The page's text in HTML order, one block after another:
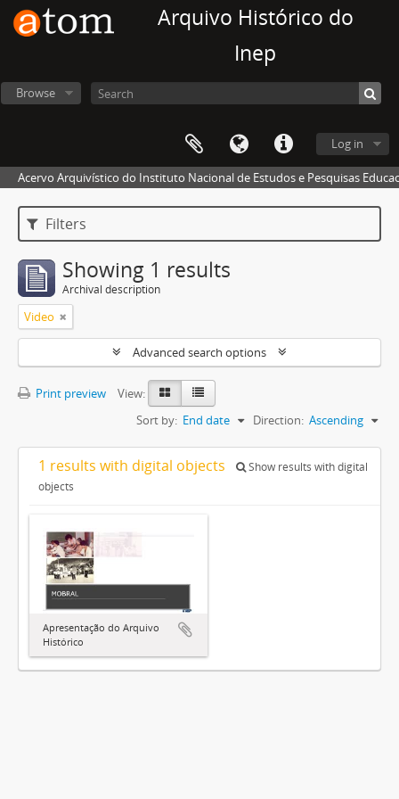
Arquivo Histórico do
Inep
Browse
Log in
Acervo Arquivístico do Instituto Nacional de Estudos e Pesquisas
Filters
Showing 1 results
Archival description
Video
Advanced search options
Print preview
View:
Sort by: End date Direction: Ascending
1 results with digital objects
Show results with digital
objects
Apresentação do Arquivo
Histórico